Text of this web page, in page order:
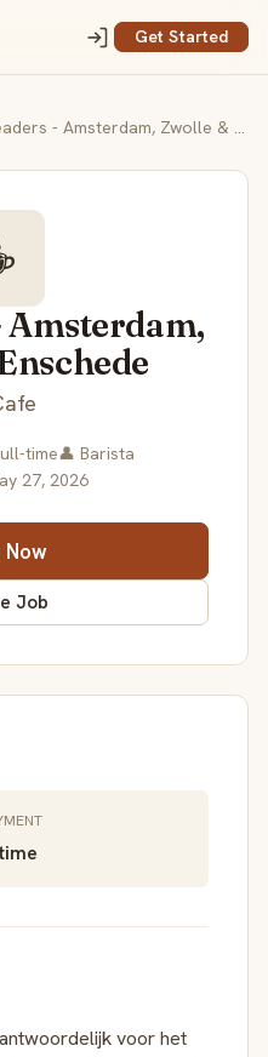
Get Started
Shiftleaders - Amsterdam, Zwolle & Enschede
time👤 Barista
27, 2026
Job
voor het